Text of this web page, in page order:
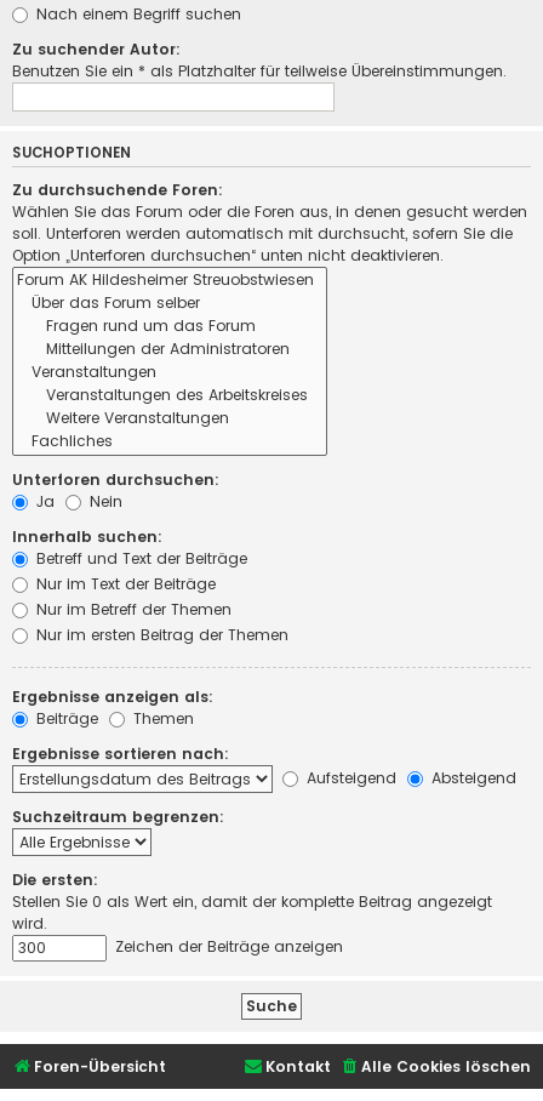
Nach einem Begriff suchen
Zu suchender Autor:
Benutzen Sie ein * als Platzhalter für teilweise Übereinstimmungen.
SUCHOPTIONEN
Zu durchsuchende Foren:
Wählen Sie das Forum oder die Foren aus, in denen gesucht werden
soll. Unterforen werden automatisch mit durchsucht, sofern Sie die
Option „Unterforen durchsuchen“ unten nicht deaktivieren.
Unterforen durchsuchen:
Ja
Nein
Innerhalb suchen:
Betreff und Text der Beiträge
Nur im Text der Beiträge
Nur im Betreff der Themen
Nur im ersten Beitrag der Themen
Ergebnisse anzeigen als:
Beiträge
Themen
Ergebnisse sortieren nach:
Aufsteigend
Absteigend
Suchzeitraum begrenzen:
Die ersten:
Stellen Sie 0 als Wert ein, damit der komplette Beitrag angezeigt
wird.
Zeichen der Beiträge anzeigen
Foren-Übersicht Alle Cookies löschen
Kontakt